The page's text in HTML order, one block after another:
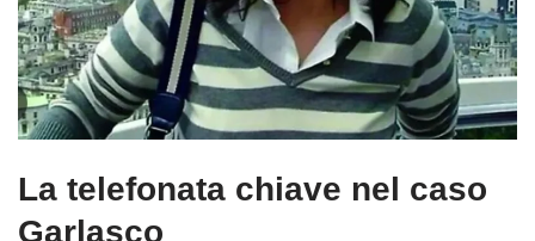
La telefonata chiave nel caso
Garlasco